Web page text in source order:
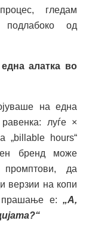
гледам
подлабоко од
алатка во
на една
луѓе ×
„billable hours“
бренд може
промптови, да
верзии на копи
прашање е: „А,